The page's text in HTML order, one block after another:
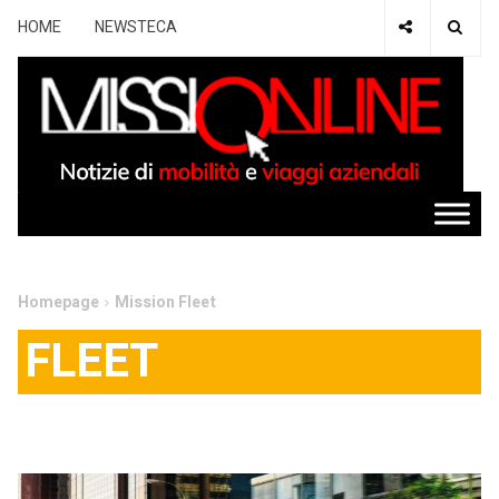
HOME NEWSTECA
Homepage Mission Fleet
FLEET